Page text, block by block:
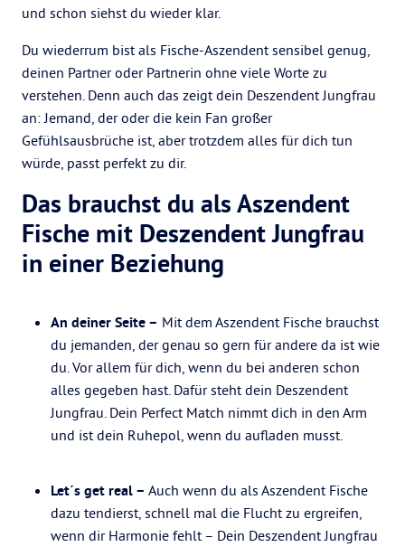
und schon siehst du wieder klar.
Du wiederrum bist als Fische-Aszendent sensibel genug,
deinen Partner oder Partnerin ohne viele Worte zu
verstehen. Denn auch das zeigt dein Deszendent Jungfrau
an: Jemand, der oder die kein Fan großer
Gefühlsausbrüche ist, aber trotzdem alles für dich tun
würde, passt perfekt zu dir.
Das brauchst du als Aszendent
Fische mit Deszendent Jungfrau
in einer Beziehung
An deiner Seite – Mit dem Aszendent Fische brauchst
du jemanden, der genau so gern für andere da ist wie
du. Vor allem für dich, wenn du bei anderen schon
alles gegeben hast. Dafür steht dein Deszendent
Jungfrau. Dein Perfect Match nimmt dich in den Arm
und ist dein Ruhepol, wenn du aufladen musst.
Let´s get real – Auch wenn du als Aszendent Fische
dazu tendierst, schnell mal die Flucht zu ergreifen,
wenn dir Harmonie fehlt – Dein Deszendent Jungfrau